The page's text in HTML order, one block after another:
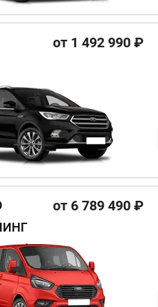
от 1 492 990 ₽
от 6 789 490 ₽